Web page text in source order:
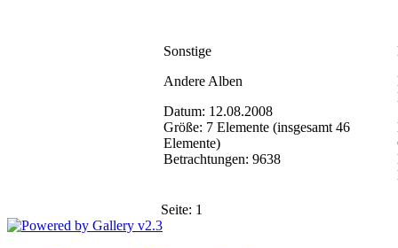
Sonstige
Andere Alben
Datum: 12.08.2008
Größe: 7 Elemente (insgesamt 46
Elemente)
Betrachtungen: 9638
Seite: 1